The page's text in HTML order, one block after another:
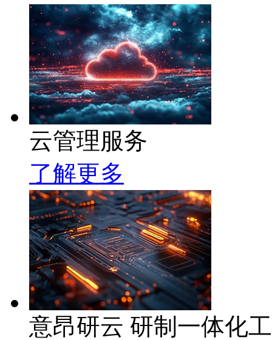
云管理服务
了解更多
意昂研云 研制一体化